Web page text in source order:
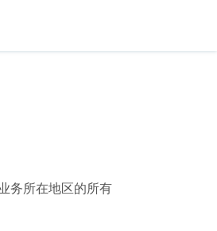
务所在地区的所有